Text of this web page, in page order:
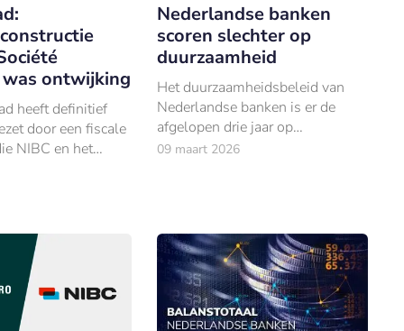
was ontwijking
heeft definitief
door een fiscale
NIBC en het
Générale in 2006
Nederlandse banken
scoren slechter op
duurzaamheid
Het duurzaamheidsbeleid van
Nederlandse banken is er de
afgelopen drie jaar op
achteruitgegaan.
09 maart 2026